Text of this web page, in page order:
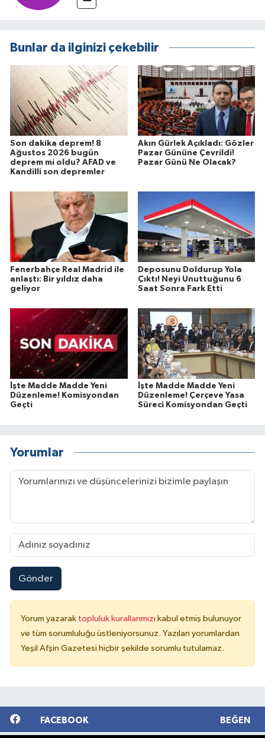
Bunlar da ilginizi çekebilir
Son dakika deprem! 8
Ağustos 2026 bugün
deprem mi oldu? AFAD ve
Kandilli son depremler
Akın Gürlek Açıkladı: Gözler
Pazar Gününe Çevrildi!
Pazar Günü Ne Olacak?
Fenerbahçe Real Madrid ile
anlaştı: Bir yıldız daha
geliyor
Deposunu Doldurup Yola
Çıktı! Neyi Unuttuğunu 6
Saat Sonra Fark Etti
İşte Madde Madde Yeni
Düzenleme! Komisyondan
Geçti
İşte Madde Madde Yeni
Düzenleme! Çerçeve Yasa
Süreci Komisyondan Geçti
Yorumlar
Gönder
Yorum yazarak topluluk kurallarımızı kabul etmiş bulunuyor
ve tüm sorumluluğu üstleniyorsunuz. Yazılan yorumlardan
Yeşil Afşin Gazetesi hiçbir şekilde sorumlu tutulamaz.
FACEBOOK BEĞEN